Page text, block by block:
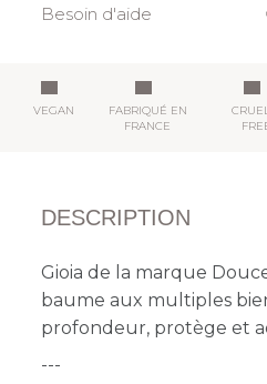
Besoin d'aide
VEGAN
FABRIQUÉ EN
FRANCE
DESCRIPTION
Gioia de la marque
baume aux multiples
profondeur, protège et
---